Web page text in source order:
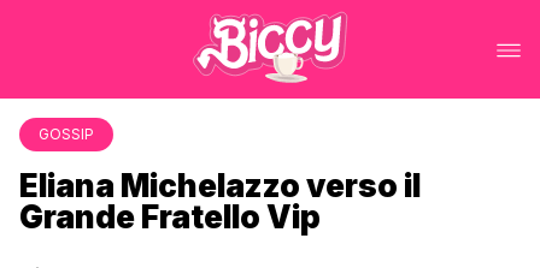
GOSSIP
Eliana Michelazzo verso il
Grande Fratello Vip